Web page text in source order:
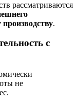
рассматриваются
.
с
не